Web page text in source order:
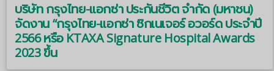
บริษัท กรุงไทย-แอกซ่า ประกันชีวิต จำกัด (มหาชน)
จัดงาน “กรุงไทย-แอกซ่า ซิกเนเจอร์ อวอร์ด ประจำปี
2566 หรือ KTAXA Signature Hospital Awards
2023 ขึ้น